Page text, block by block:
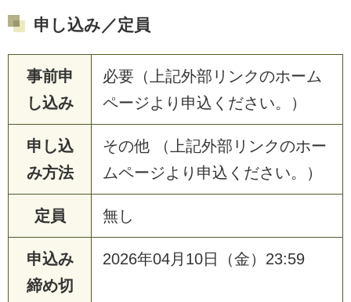
申し込み／定員
事前申
し込み
必要（上記外部リンクのホーム
ページより申込ください。）
申し込
み方法
その他 （上記外部リンクのホー
ムページより申込ください。）
定員 無し
申込み
締め切
2026年04月10日（金）23:59